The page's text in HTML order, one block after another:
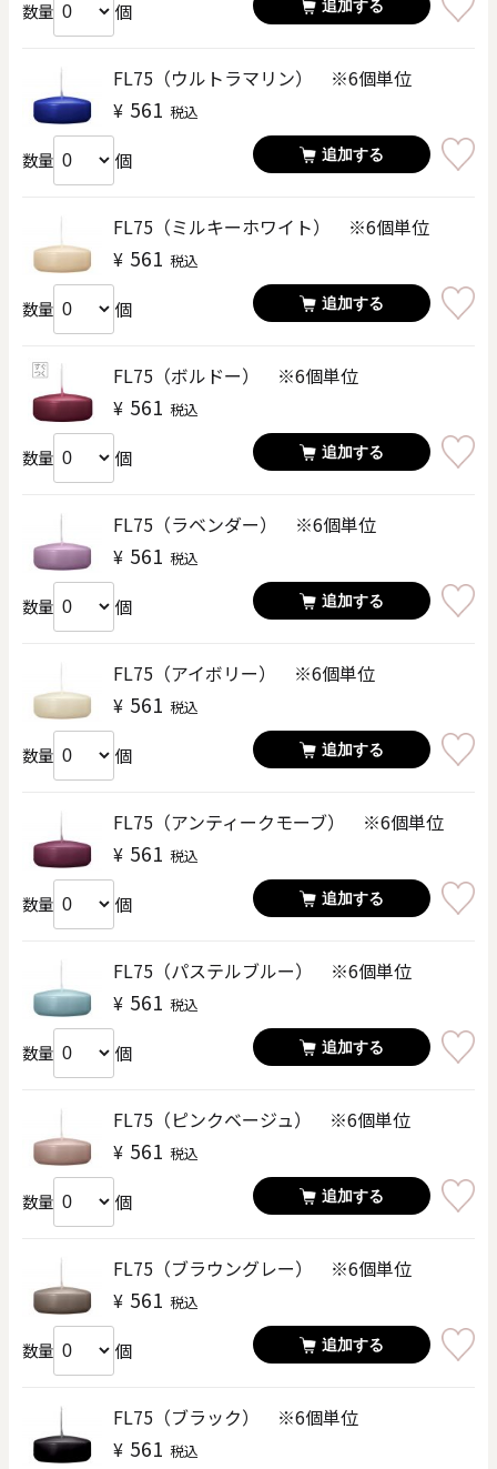
数量 個 追加する
FL75（ウルトラマリン） ※6個単位
¥ 561 税込
数量 個 追加する
FL75（ミルキーホワイト） ※6個単位
¥ 561 税込
数量 個 追加する
FL75（ボルドー） ※6個単位
¥ 561 税込
数量 個 追加する
FL75（ラベンダー） ※6個単位
¥ 561 税込
数量 個 追加する
FL75（アイボリー） ※6個単位
¥ 561 税込
数量 個 追加する
FL75（アンティークモーブ） ※6個単位
¥ 561 税込
数量 個 追加する
FL75（パステルブルー） ※6個単位
¥ 561 税込
数量 個 追加する
FL75（ピンクベージュ） ※6個単位
¥ 561 税込
数量 個 追加する
FL75（ブラウングレー） ※6個単位
¥ 561 税込
数量 個 追加する
FL75（ブラック） ※6個単位
¥ 561 税込